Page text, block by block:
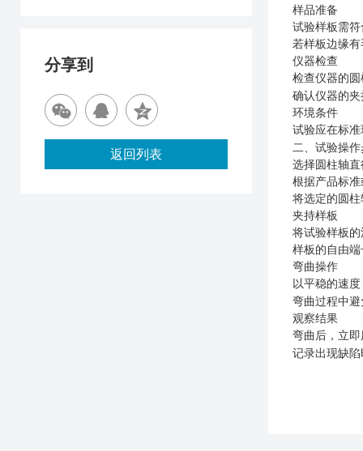
样品准备
试验样板需
若样板边缘
仪器检查
检查仪器的
确认仪器的
环境条件
试验应在标
二、试验操作
选择圆柱轴直
根据产品标
将选定的圆
夹持样板
将试验样板
样板的自由
弯曲操作
以平稳的速
弯曲过程中
观察结果
弯曲后，立
记录出现缺
分享到
返回列表